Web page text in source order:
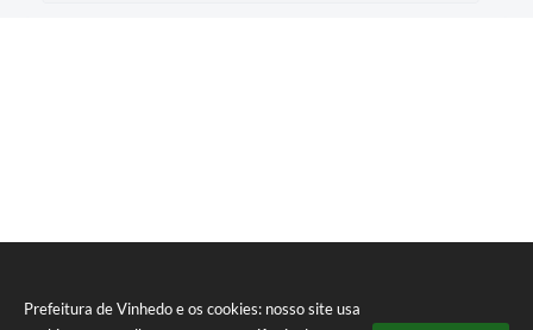
Prefeitura de Vinhedo e os cookies: nosso site usa